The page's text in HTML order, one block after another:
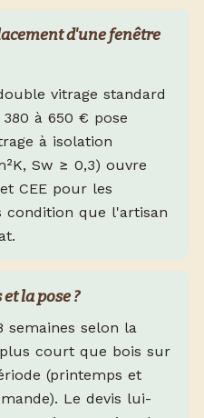
d'une fenêtre
vitrage standard
à 650 € pose
à isolation
Sw ≥ 0,3) ouvre
CEE pour les
condition que l'artisan
la pose ?
semaines selon la
court que bois sur
(printemps et
Le devis lui-